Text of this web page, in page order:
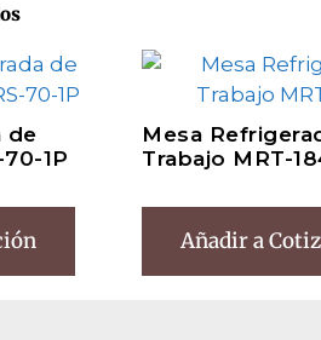
de
1P
Mesa
Trabajo MRT-
Añadir a